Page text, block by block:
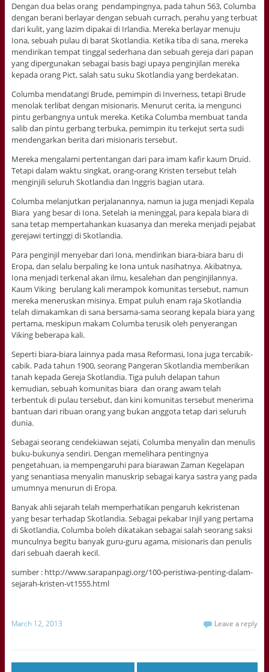
Dengan dua belas orang pendampingnya, pada tahun 563, Columba
dengan berani berlayar dengan sebuah currach, perahu yang terbuat
dari kulit, yang lazim dipakai di Irlandia. Mereka berlayar menuju
Iona, sebuah pulau di barat Skotlandia. Ketika tiba di sana, mereka
mendirikan tempat tinggal sederhana dan sebuah gereja dari papan
yang dipergunakan sebagai basis bagi upaya penginjilan mereka
kepada orang Pict, salah satu suku Skotlandia yang berdekatan.
Columba mendatangi Brude, pemimpin di Inverness, tetapi Brude
menolak terlibat dengan misionaris. Menurut cerita, ia mengunci
pintu gerbangnya untuk mereka. Ketika Columba membuat tanda
salib dan pintu gerbang terbuka, pemimpin itu terkejut serta sudi
mendengarkan berita dari misionaris tersebut.
Mereka mengalami pertentangan dari para imam kafir kaum Druid.
Tetapi dalam waktu singkat, orang-orang Kristen tersebut telah
menginjili seluruh Skotlandia dan Inggris bagian utara.
Columba melanjutkan perjalanannya, namun ia juga menjadi Kepala
Biara yang besar di Iona. Setelah ia meninggal, para kepala biara di
sana tetap mempertahankan kuasanya dan mereka menjadi pejabat
gerejawi tertinggi di Skotlandia.
Para penginjil menyebar dari Iona, mendirikan biara-biara baru di
Eropa, dan selalu berpaling ke Iona untuk nasihatnya. Akibatnya,
Iona menjadi terkenal akan ilmu, kesalehan dan penginjilannya.
Kaum Viking berulang kali merampok komunitas tersebut, namun
mereka meneruskan misinya. Empat puluh enam raja Skotlandia
telah dimakamkan di sana bersama-sama seorang kepala biara yang
pertama, meskipun makam Columba terusik oleh penyerangan
Viking beberapa kali.
Seperti biara-biara lainnya pada masa Reformasi, Iona juga tercabik-
cabik. Pada tahun 1900, seorang Pangeran Skotlandia memberikan
tanah kepada Gereja Skotlandia. Tiga puluh delapan tahun
kemudian, sebuah komunitas biara dan orang awam telah
terbentuk di pulau tersebut, dan kini komunitas tersebut menerima
bantuan dari ribuan orang yang bukan anggota tetap dari seluruh
dunia.
Sebagai seorang cendekiawan sejati, Columba menyalin dan menulis
buku-bukunya sendiri. Dengan memelihara pentingnya
pengetahuan, ia mempengaruhi para biarawan Zaman Kegelapan
yang senantiasa menyalin manuskrip sebagai karya sastra yang pada
umumnya menurun di Eropa.
Banyak ahli sejarah telah memperhatikan pengaruh kekristenan
yang besar terhadap Skotlandia. Sebagai pekabar Injil yang pertama
di Skotlandia, Columba boleh dikatakan sebagai salah seorang saksi
munculnya begitu banyak guru-guru agama, misionaris dan penulis
dari sebuah daerah kecil.
sumber : http://www.sarapanpagi.org/100-peristiwa-penting-dalam-
sejarah-kristen-vt1555.html
March 12, 2013 Leave a reply